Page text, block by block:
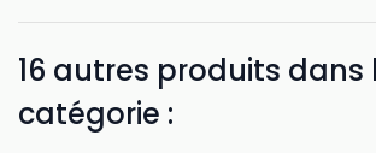
16 autres produits
catégorie :